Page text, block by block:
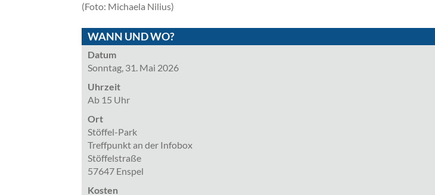
(Foto: Michaela Nilius)
WANN UND WO?
Datum
Sonntag, 31. Mai 2026
Uhrzeit
Ab 15 Uhr
Ort
Stöffel-Park
Treffpunkt an der Infobox
Stöffelstraße
57647 Enspel
Kosten